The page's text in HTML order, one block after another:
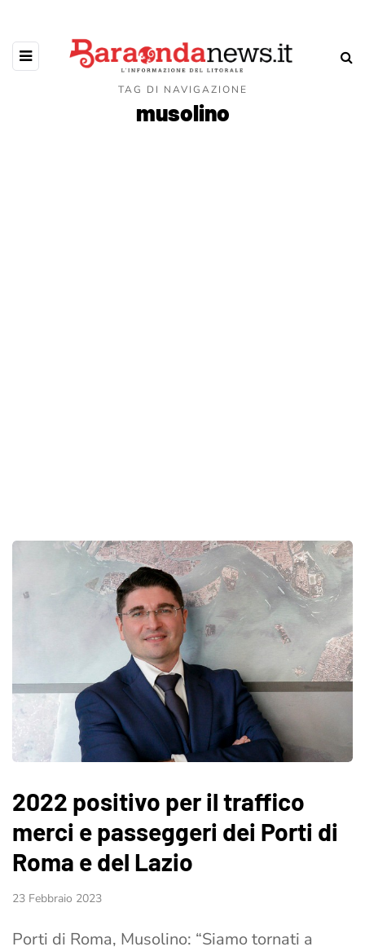
TAG DI NAVIGAZIONE
musolino
2022 positivo per il traffico
merci e passeggeri dei Porti di
Roma e del Lazio
23 Febbraio 2023
Porti di Roma, Musolino: “Siamo tornati a